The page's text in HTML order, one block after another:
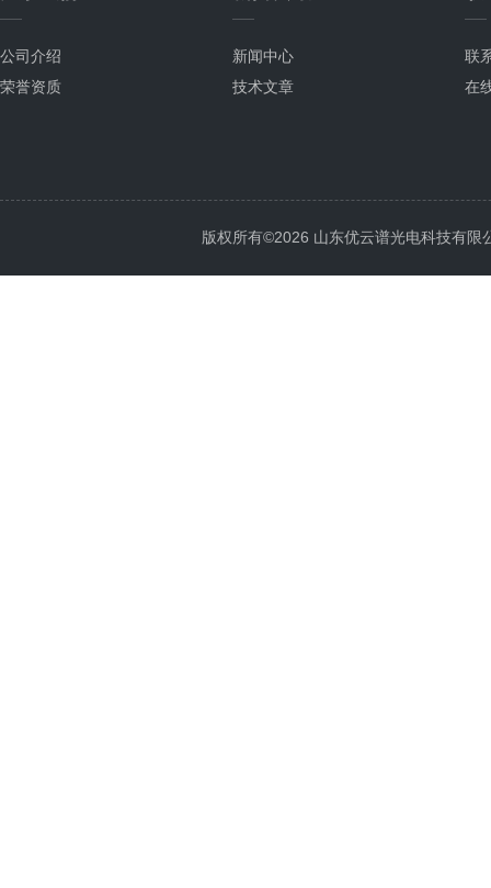
公司介绍
荣誉资质
新闻中心
技术文章
联
在
版权所有©2026 山东优云谱光电科技有